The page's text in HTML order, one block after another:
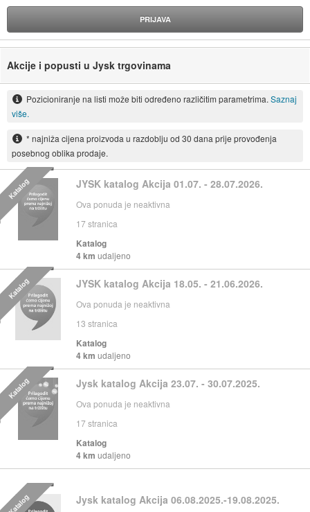
PRIJAVA
Akcije i popusti u Jysk trgovinama
Pozicioniranje na listi može biti određeno različitim parametrima.Saznaj
više.
* najniža cijena proizvoda u razdoblju od 30 dana prije provođenja
posebnog oblika prodaje.
JYSK katalog Akcija 01.07. - 28.07.2026.
Ova ponuda je neaktivna
17 stranica
Katalog
4 km udaljeno
Katalog
JYSK katalog Akcija 18.05. - 21.06.2026.
Ova ponuda je neaktivna
13 stranica
Katalog
4 km udaljeno
Katalog
Jysk katalog Akcija 23.07. - 30.07.2025.
Ova ponuda je neaktivna
17 stranica
Katalog
4 km udaljeno
Katalog
Jysk katalog Akcija 06.08.2025.-19.08.2025.
Katalog